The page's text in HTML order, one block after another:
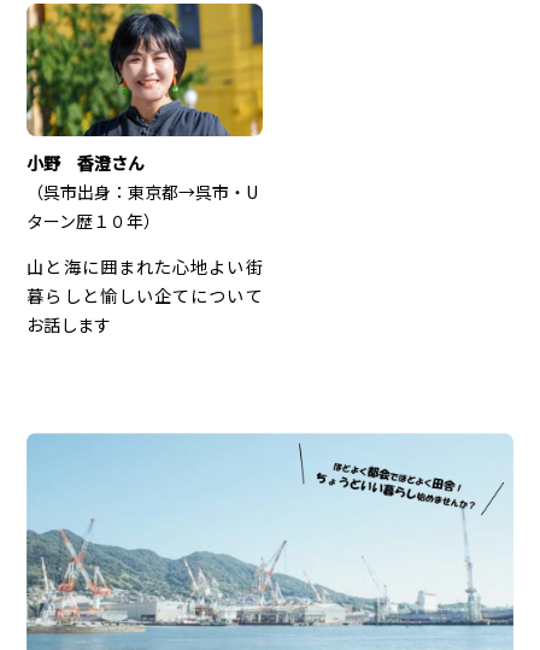
小野 香澄さん
（呉市出身：東京都→呉市・U
ターン歴１０年）
山と海に囲まれた心地よい街
暮らしと愉しい企てについて
お話します